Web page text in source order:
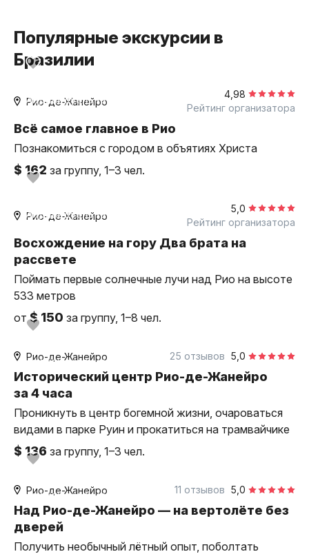
Популярные экскурсии в
Бразилии
индивидуальная
Рио-де-Жанейро
4,98
Рейтинг организатора
Всё самое главное в Рио
Познакомиться с городом в объятиях Христа
$ 162 за группу, 1–3 чел.
индивидуальная
Рио-де-Жанейро
5,0
Рейтинг организатора
Восхождение на гору Два брата на
рассвете
Поймать первые солнечные лучи над Рио на высоте
533 метров
от$ 150 за группу, 1–8 чел.
индивидуальная
Рио-де-Жанейро 5,0
25 отзывов
Исторический центр Рио-де-Жанейро
за 4 часа
Проникнуть в центр богемной жизни, очароваться
видами в парке Руин и прокатиться на трамвайчике
$ 136 за группу, 1–3 чел.
индивидуальная
Рио-де-Жанейро 5,0
11 отзывов
Над Рио-де-Жанейро — на вертолёте без
дверей
Получить необычный лётный опыт, поболтать